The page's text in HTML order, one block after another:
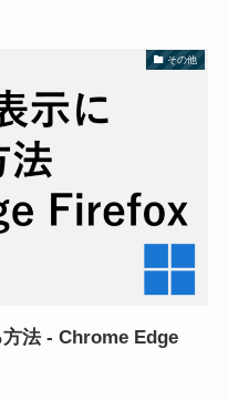
その他
法 - Chrome Edge